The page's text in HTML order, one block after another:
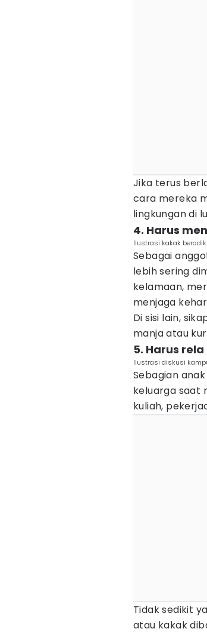
Jika terus
cara mereka
lingkungan di
4. Harus
Ilustrasi kakak
Sebagai
lebih sering
kelamaan,
menjaga
Di sisi lain,
manja atau
5. Harus
Ilustrasi diskusi
Sebagian
keluarga saat
kuliah,
Tidak sedikit
atau kakak